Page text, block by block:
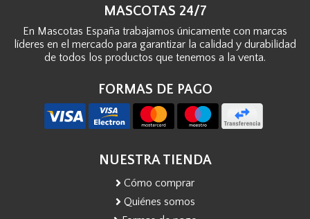
MASCOTAS 24/7
En Mascotas España trabajamos únicamente con marcas
líderes en el mercado para garantizar la calidad y durabilidad
de todos los productos que tenemos a la venta.
FORMAS DE PAGO
NUESTRA TIENDA
Cómo comprar
Quiénes somos